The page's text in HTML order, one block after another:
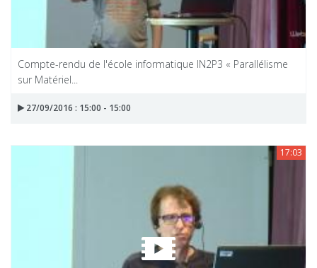
Compte-rendu de l'école informatique IN2P3 « Parallélisme
sur Matériel...
27/09/2016 : 15:00 - 15:00
17:03